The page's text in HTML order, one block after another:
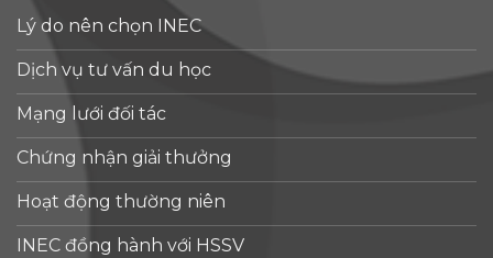
Lý do nên chọn INEC
Dịch vụ tư vấn du học
Mạng lưới đối tác
Chứng nhận giải thưởng
Hoạt động thường niên
INEC đồng hành với HSSV